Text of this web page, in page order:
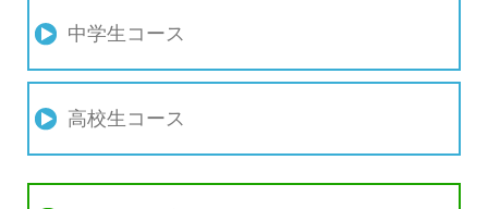
中学生コース
高校生コース